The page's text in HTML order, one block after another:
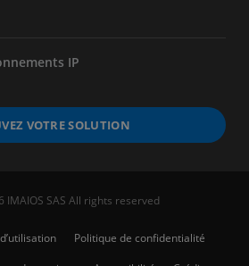
IP
VOTRE SOLUTION
IMAIOS SAS All rights reserved
Politique de confidentialité